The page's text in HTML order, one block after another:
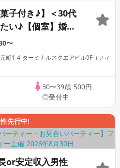
子付き♪】＜30代
い♪【個室】婚活
い～
〜
町1-4 ターミナルスクエアビル9F（フィ
30〜39歳 500円
◎受付中
先行中!
or安定収入男性